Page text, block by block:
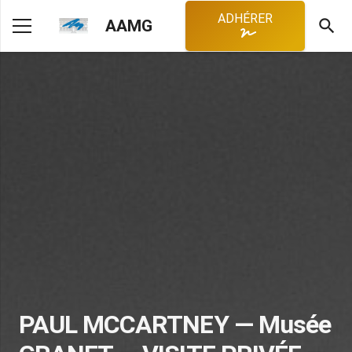
AAMG ADHÉRER search
PAUL MCCARTNEY — Musée